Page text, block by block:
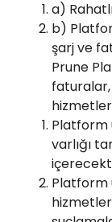
a)
b)
şarj ve
Prune
Platform
varlığı
Platform